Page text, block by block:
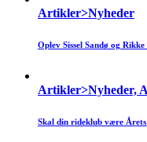
Artikler>Nyheder
Oplev Sissel Sandø og
Artikler>Nyheder,
Skal din rideklub være